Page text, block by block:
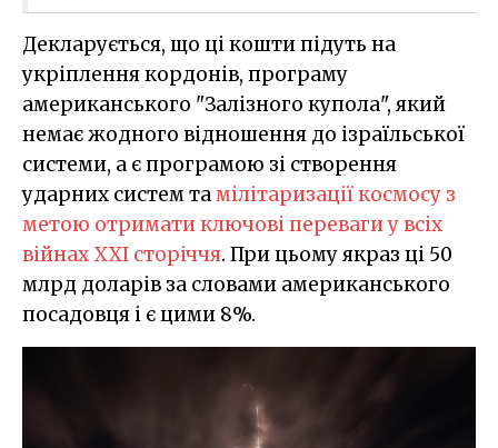
Декларується, що ці кошти підуть на
укріплення кордонів, програму
американського "Залізного купола", який
немає жодного відношення до ізраїльської
системи, а є програмою зі створення
ударних систем тамілітаризації космосу з
метою отримати ключові переваги у всіх
війнах XXI сторіччя. При цьому якраз ці 50
млрд доларів за словами американського
посадовця і є цими 8%.